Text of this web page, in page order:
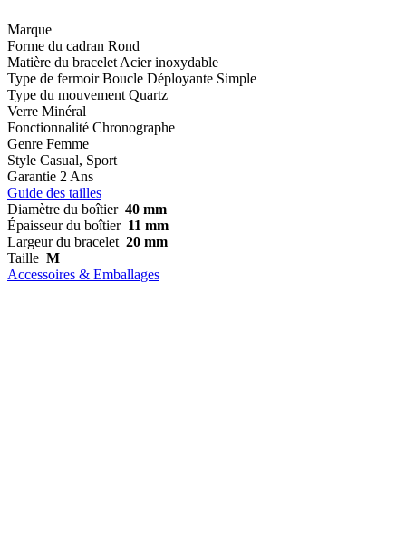
Marque
Forme du cadran Rond
Matière du bracelet Acier inoxydable
Type de fermoir Boucle Déployante Simple
Type du mouvement Quartz
Verre Minéral
Fonctionnalité Chronographe
Genre Femme
Style Casual, Sport
Garantie 2 Ans
Guide des tailles
Diamètre du boîtier 40 mm
Épaisseur du boîtier 11 mm
Largeur du bracelet 20 mm
Taille M
Accessoires & Emballages